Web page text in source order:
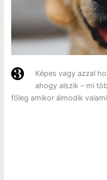
Képes vagy azzal
ahogy alszik – mi
főleg amikor álmodik